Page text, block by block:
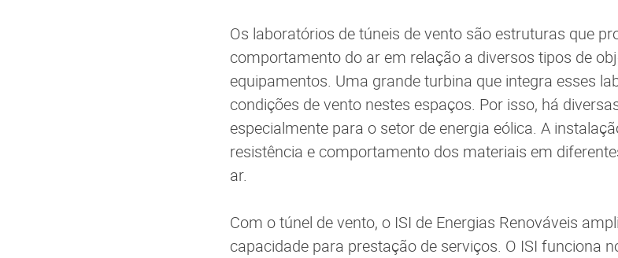
Os laboratórios de túneis de vento são estruturas que
comportamento do ar em relação a diversos tipos de
equipamentos. Uma grande turbina que integra esses
condições de vento nestes espaços. Por isso, há
especialmente para o setor de energia eólica. A
resistência e comportamento dos materiais em
ar.
Com o túnel de vento, o ISI de Energias Renováveis
capacidade para prestação de serviços. O ISI funciona